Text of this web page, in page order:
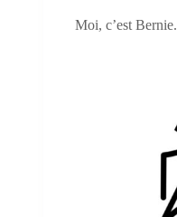
Moi, c’est Bernie.